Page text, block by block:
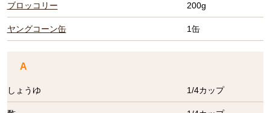
ブロッコリー 200g
ヤングコーン缶 1缶
A
しょうゆ 1/4カップ